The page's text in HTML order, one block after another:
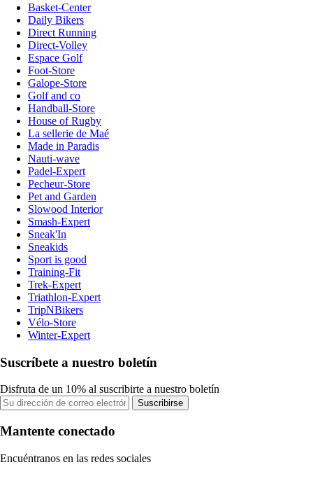
Basket-Center
Daily Bikers
Direct Running
Direct-Volley
Espace Golf
Foot-Store
Galope-Store
Golf and co
Handball-Store
House of Rugby
La sellerie de Maé
Made in Paradis
Nauti-wave
Padel-Expert
Pecheur-Store
Pet and Garden
Slowood Interior
Smash-Expert
Sneak'In
Sneakids
Sport is good
Training-Fit
Trek-Expert
Triathlon-Expert
TripNBikers
Vélo-Store
Winter-Expert
Suscríbete a nuestro boletín
Disfruta de un 10% al suscribirte a nuestro boletín
Suscribirse
Mantente conectado
Encuéntranos en las redes sociales